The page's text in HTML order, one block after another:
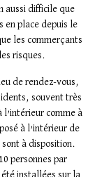
aussi difficile que
en place depuis le
les commerçants
risques.
de rendez-vous,
souvent très
comme à
à l’intérieur de
à disposition.
personnes par